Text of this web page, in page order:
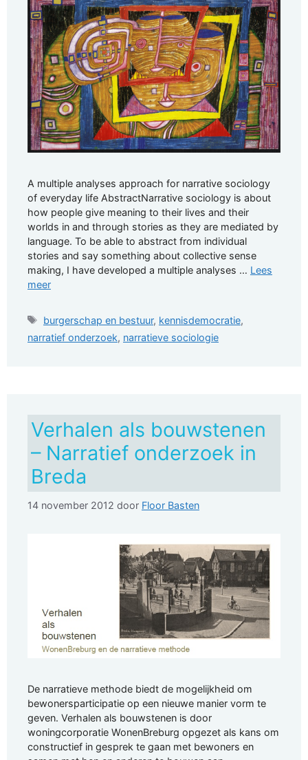
A multiple analyses approach for narrative sociology
of everyday life AbstractNarrative sociology is about
how people give meaning to their lives and their
worlds in and through stories as they are mediated by
language. To be able to abstract from individual
stories and say something about collective sense
making, I have developed a multiple analyses … Lees
meer
Tags
burgerschap en bestuur, kennisdemocratie,
narratief onderzoek, narratieve sociologie
Verhalen als bouwstenen
– Narratief onderzoek in
Breda
14 november 2012 door Floor Basten
De narratieve methode biedt de mogelijkheid om
bewonersparticipatie op een nieuwe manier vorm te
geven. Verhalen als bouwstenen is door
woningcorporatie WonenBreburg opgezet als kans om
constructief in gesprek te gaan met bewoners en